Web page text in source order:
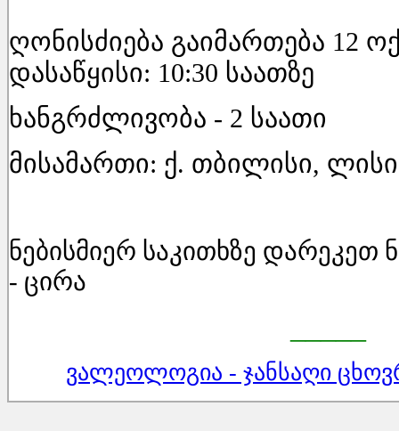
ღონისძიება გაიმართება 12
დასაწყისი: 10:30 საათზე
ხანგრძლივობა - 2 საათი
მისამართი: ქ. თბილისი,
ნებისმიერ საკითხზე დარეკეთ
- ცირა
ვალეოლოგია - ჯანსაღი